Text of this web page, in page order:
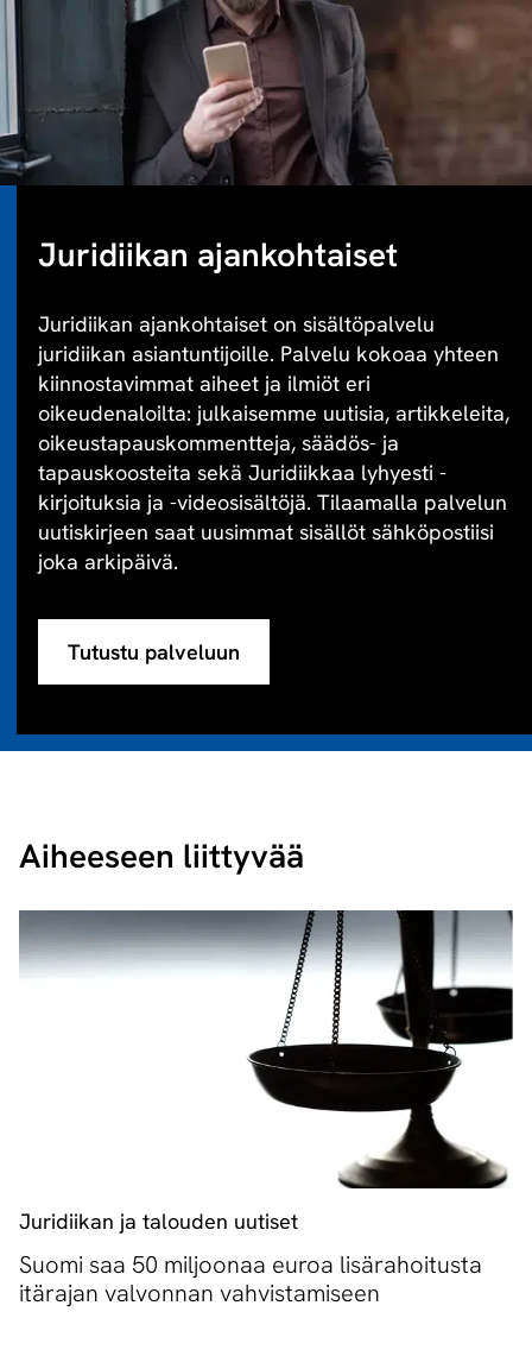
Juridiikan ajankohtaiset
Juridiikan ajankohtaiset on sisältöpalvelu
juridiikan asiantuntijoille. Palvelu kokoaa yhteen
kiinnostavimmat aiheet ja ilmiöt eri
oikeudenaloilta: julkaisemme uutisia, artikkeleita,
oikeustapauskommentteja, säädös- ja
tapauskoosteita sekä Juridiikkaa lyhyesti -
kirjoituksia ja -videosisältöjä. Tilaamalla palvelun
uutiskirjeen saat uusimmat sisällöt sähköpostiisi
joka arkipäivä.
Tutustu palveluun
Aiheeseen liittyvää
Juridiikan ja talouden uutiset
Suomi saa 50 miljoonaa euroa lisärahoitusta
itärajan valvonnan vahvistamiseen